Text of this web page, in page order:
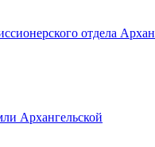
отдела